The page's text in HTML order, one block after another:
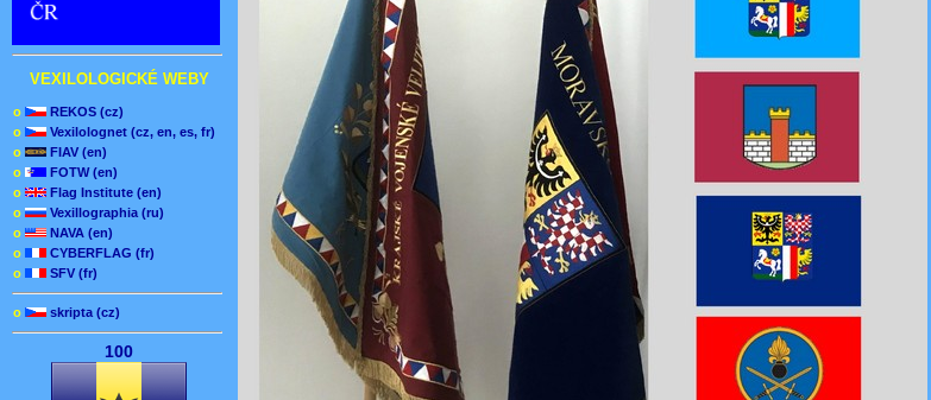
VEXILOLOGICKÉ WEBY
o
REKOS (cz)
o
Vexilolognet (cz, en, es, fr)
o
FIAV (en)
o
FOTW (en)
o
Flag Institute (en)
o
Vexillographia (ru)
o
NAVA (en)
o
CYBERFLAG (fr)
o
SFV (fr)
o skripta (cz)
100